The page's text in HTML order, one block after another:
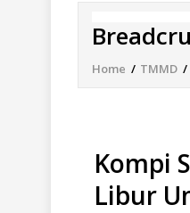
Home / TMMD /
Kompi
Libur